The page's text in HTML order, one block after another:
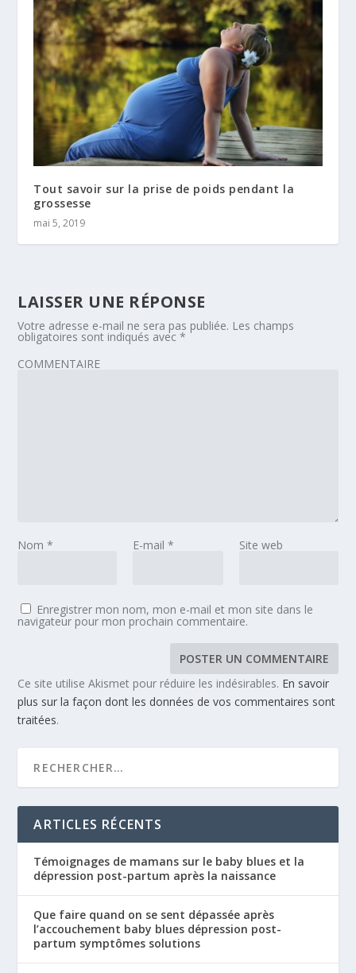
Tout savoir sur la prise de poids pendant la
grossesse
mai 5, 2019
LAISSER UNE RÉPONSE
Votre adresse e-mail ne sera pas publiée. Les champs
obligatoires sont indiqués avec*
COMMENTAIRE
Nom* E-mail * Site web
Enregistrer mon nom, mon e-mail et mon site dans le
navigateur pour mon prochain commentaire.
Ce site utilise Akismet pour réduire les indésirables. En savoir
plus sur la façon dont les données de vos commentaires sont
traitées.
ARTICLES RÉCENTS
Témoignages de mamans sur le baby blues et la
dépression post-partum après la naissance
Que faire quand on se sent dépassée après
l’accouchement baby blues dépression post-
partum symptômes solutions